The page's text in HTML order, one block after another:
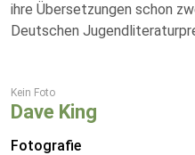
ihre Übersetzungen schon
Deutschen
Kein Foto
Dave King
Fotografie